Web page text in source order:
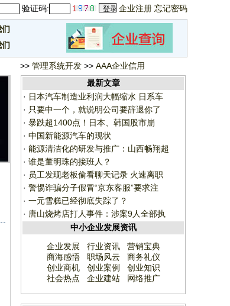
验证码: 企业注册 忘记密码
>> 管理系统开发 >> AAA企业信用
最新文章
· 日本汽车制造业利润大幅缩水 日系车
· 只要中一个，就说明公司要辞退你了
· 暴跌超1400点！日本、韩国股市崩
· 中国新能源汽车的现状
· 能源清洁化的研发与推广：山西畅翔超
· 谁是董明珠的接班人？
· 员工发现老板偷看聊天记录 火速离职
· 警惕诈骗分子假冒“京东客服”要求注
· 一元雪糕已经彻底失踪了？
· 唐山烧烤店打人事件：涉案9人全部执
中小企业发展资讯
企业发展
行业资讯
营销宝典
商海感悟
职场风云
商务礼仪
创业商机
创业案例
创业知识
社会热点
企业建站 网络推广